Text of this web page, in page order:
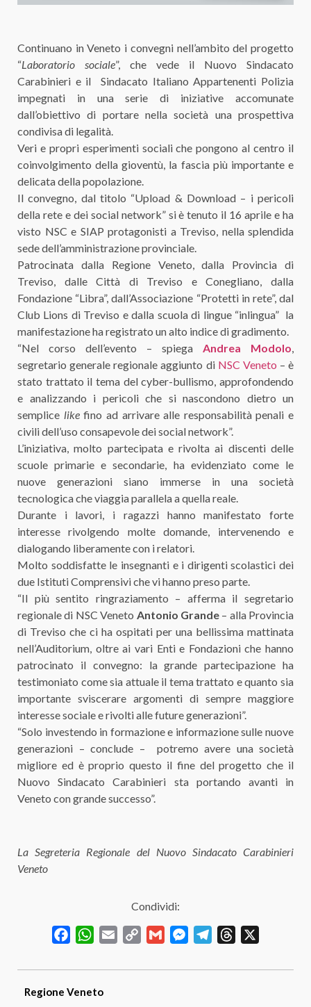
Continuano in Veneto i convegni nell’ambito del progetto
“Laboratorio sociale”, che vede il Nuovo Sindacato
Carabinieri e il Sindacato Italiano Appartenenti Polizia
impegnati in una serie di iniziative accomunate
dall’obiettivo di portare nella società una prospettiva
condivisa di legalità.
Veri e propri esperimenti sociali che pongono al centro il
coinvolgimento della gioventù, la fascia più importante e
delicata della popolazione.
Il convegno, dal titolo “Upload & Download – i pericoli
della rete e dei social network” si è tenuto il 16 aprile e ha
visto NSC e SIAP protagonisti a Treviso, nella splendida
sede dell’amministrazione provinciale.
Patrocinata dalla Regione Veneto, dalla Provincia di
Treviso, dalle Città di Treviso e Conegliano, dalla
Fondazione “Libra”, dall’Associazione “Protetti in rete”, dal
Club Lions di Treviso e dalla scuola di lingue “inlingua” la
manifestazione ha registrato un alto indice di gradimento.
“Nel corso dell’evento – spiega Andrea Modolo,
segretario generale regionale aggiunto di NSC Veneto – è
stato trattato il tema del cyber-bullismo, approfondendo
e analizzando i pericoli che si nascondono dietro un
semplice likefino ad arrivare alle responsabilità penali e
civili dell’uso consapevole dei social network”.
L’iniziativa, molto partecipata e rivolta ai discenti delle
scuole primarie e secondarie, ha evidenziato come le
nuove generazioni siano immerse in una società
tecnologica che viaggia parallela a quella reale.
Durante i lavori, i ragazzi hanno manifestato forte
interesse rivolgendo molte domande, intervenendo e
dialogando liberamente con i relatori.
Molto soddisfatte le insegnanti e i dirigenti scolastici dei
due Istituti Comprensivi che vi hanno preso parte.
“Il più sentito ringraziamento – afferma il segretario
regionale di NSC Veneto Antonio Grande– alla Provincia
di Treviso che ci ha ospitati per una bellissima mattinata
nell’Auditorium, oltre ai vari Enti e Fondazioni che hanno
patrocinato il convegno: la grande partecipazione ha
testimoniato come sia attuale il tema trattato e quanto sia
importante sviscerare argomenti di sempre maggiore
interesse sociale e rivolti alle future generazioni”.
“Solo investendo in formazione e informazione sulle nuove
generazioni – conclude – potremo avere una società
migliore ed è proprio questo il fine del progetto che il
Nuovo Sindacato Carabinieri sta portando avanti in
Veneto con grande successo”.
La Segreteria Regionale del Nuovo Sindacato Carabinieri
Veneto
Condividi:
FacebookWhatsApp
Email
Copy
Gmail MessengerTelegramThreads
Regione Veneto